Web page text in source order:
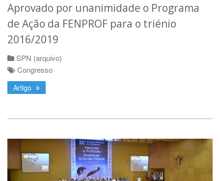
Aprovado por unanimidade o Programa
de Ação da FENPROF para o triénio
2016/2019
SPN (arquivo)
Congresso
Artigo